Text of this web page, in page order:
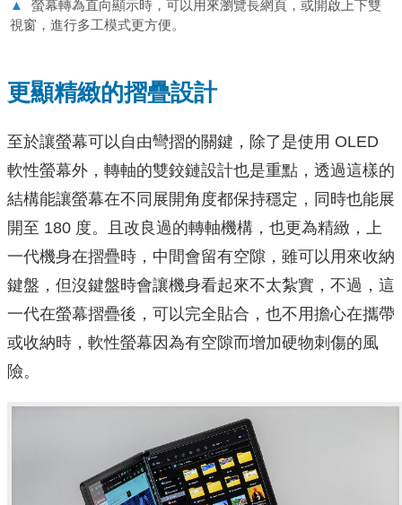
▲
螢幕轉為直向顯示時，可以用來瀏覽長網頁，或開啟上下雙
視窗，進行多工模式更方便。
更顯精緻的摺疊設計
至於讓螢幕可以自由彎摺的關鍵，除了是使用 OLED
軟性螢幕外，轉軸的雙鉸鏈設計也是重點，透過這樣的
結構能讓螢幕在不同展開角度都保持穩定，同時也能展
開至 180 度。且改良過的轉軸機構，也更為精緻，上
一代機身在摺疊時，中間會留有空隙，雖可以用來收納
鍵盤，但沒鍵盤時會讓機身看起來不太紮實，不過，這
一代在螢幕摺疊後，可以完全貼合，也不用擔心在攜帶
或收納時，軟性螢幕因為有空隙而增加硬物刺傷的風
險。